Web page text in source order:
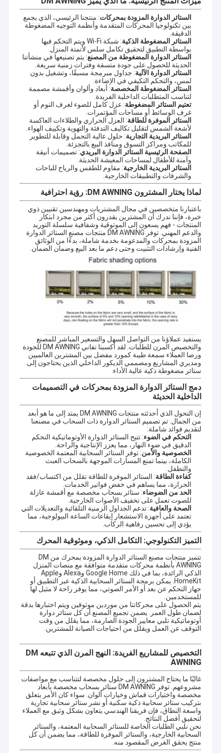
جولة في المصنع
مراقبة الجودة
اتصل بنا
أخبار
اطلب اقتباس
أجهزة المظلة القابلة للانسحاب
المظلة المقاومة للماء
بوابات النوافذ القابلة للانسحاب
السقف القابل للانسحاب
المظلات على الطراز الفرنسي
أنبوب الأسطوانة المظلة
مظلة البلاط الخارجي
الشمس الظل الشراع
أدوات البيرجولا
مظلة كاسيت كاملة
أدوات العمى
الستائر الدوارة المزودة بمحركات: منتجنا الرئيسي، الذي يجمع
بين تكنولوجيا المحركات المتقدمة وأنظمة التوجيه المضغوطة
الدقيقة.
الستائر المضغوطة الذكية
: شبكة Wi-Fi ويتم التحكم فيها
بواسطة التطبيق لتحقيق تكامل سلس لأتمتة المنزل.
الستائر الدوارة المضغوطة من المصنع: يتم تصنيعها في منشأتنا
الحديثة للحصول على جودة متسقة وفترات زمنية سريعة.
الستائر الدوارة الآلية: جداول مبرمجة مسبقًا، وتشغيل بدون
لمس، والتحكم التكيفي في الإضاءة.
الستائر المضغوطة المخصصة: أبعاد وألوان وأقمشة مصممة
لتناسب المتطلبات الداخلية الفريدة.
تعتيم الستائر المضغوطة: عزل كامل للضوء لغرف النوم أو
غرف الوسائط أو مساحات المؤتمرات.
الستائر الموفرة للطاقة: العزل الحراري والطلاءات العاكسة
لأشعة الشمس لتقليل تكاليف التدفئة والتهوية وتكييف الهواء.
الستائر البريدية التجارية: حلول عالية التحمل وقابلة للتطوير
للمكاتب ومراكز التسوق ومنافذ البيع بالتجزئة.
الصفحة الرئيسية الستائر الدوارة البريدي: تصميمات أنيقة
وآمنة للأطفال لمساحات المعيشة الحديثة.
الستائر البريدية الخارجية: مقاوم للطقس والرياح للباحات
والشرفات والتطبيقات الخارجية.
لماذا يختار المشترون DM AWNING: رؤية احترافية
باعتبارنا متخصصين في مجال المشتريات ومهندسين تقنيين ذوي
خبرة، فإننا ندرك أن المشترين يقدرون أكثر من مجرد ابتكار
المنتجات - فهم يسعون إلى الموثوقية وشفافية سلسلة التوريد
والدعم المهني. توفر DM AWNING منتجات مصنع الستائر الدوارة
المزودة بمحركات والمدعومة بخدمة شاملة، بدءًا من الوثائق
الفنية وإرشادات التثبيت وحتى دعم ما بعد البيع وضمان الضمان.
يستفيد عملاؤنا من التواصل السهل والتسعير المباشر للمصنع
والتخصيص المرن للطلبات. لقد أكسبنا تفاني DM AWNING للجودة
ورضا العملاء سمعة طيبة كمورد مفضل بين المشترين العالميين
ومديري المشاريع ومصممي الديكور الداخلي الذين يحتاجون إلى
ستائر مضغوطة ذكية عالية الأداء.
دمج الستائر الدوارة المزودة بمحركات في التصميمات
الداخلية الحديثة
إن التحول الذي أحدثته منتجات DM AWNING يمتد إلى ما هو أبعد
من الجمال. تم تصميم الستائر الدوارة ذات السحاب في مصنعنا
لتقديم فوائد شاملة:
التحكم في الضوء: تتيح الستائر الدوارة الأوتوماتيكية التحكم
الدقيق في ضوء النهار، مما يعزز الإنتاجية والراحة.
الخصوصية والأمن: توفر الستائر السحابية المعتمة الخصوصية
الكاملة، بينما تمنع المسارات الموجهة بالسحاب العبث
والتطفل.
كفاءة الطاقة: الستائر الموفرة للطاقة تقلل من اكتساب/فقد
الحرارة، مما يساهم في خفض فواتير الخدمات.
الحد من الضوضاء: ستائر بسحاب مخصصة مع أقمشة عازلة
للصوت تعمل على تخفيف الأصوات الخارجية.
الصحة والعافية: تدعم الجداول الزمنية التلقائية والتعديلات التي
تعتمد على أجهزة الاستشعار إيقاعات الساعة البيولوجية، مما
يؤدي إلى تحسين رفاهية الركاب.
التميز التكنولوجي: التكامل الذكي، وموثوقية المحرك
تتميز منتجات مصنع الستائر الدوارة المزودة بمحرك من DM
AWNING بأنظمة محركات متقدمة متوافقة مع منصات المنزل
الذكي الرائدة، بما في ذلك Google Home وAlexa وApple
HomeKit. يمكن برمجة الستائر السحابية الذكية عبر التطبيق أو
جهاز التحكم عن بعد أو الأمر الصوتي، مما يوفر راحة لا مثيل لها
للمستخدمين.
يتم الحصول على محركاتنا من موردين موثوقين ويتم اختبارها بدقة
لضمان طول العمر. يضمن تجميع المصنع أن كل ستائر دوارة
أوتوماتيكية تلبي معايير الجودة الصارمة، مما يقلل من وقت
التوقف عن العمل ويقلل من احتياجات الصيانة للمشترين.
التخصيص للمشاريع الفريدة: النهج المرن الذي تتبعه DM
AWNING
غالبًا ما يحتاج المشترون إلى حلول مخصصة لتتناسب مع مواصفات
مشروعهم. توفر DM AWNING ستائر بسحاب مخصصة بأبعاد
مخصصة واختيارات قماش وخيارات ألوان. سواء كان الأمر يتعلق
بتركيب ستائر سحابية ذكية سكنية أو نشر ستائر سحابية تجارية
واسعة النطاق، فإن فريقنا الهندسي يتعاون بشكل وثيق مع العملاء
لتحقيق أفضل النتائج.
نحن نلبي الطلبات الخاصة للستائر السحابية المعتمة، والستائر
السحابية الخارجية، والستائر الموفرة للطاقة، مما يضمن أن كل
منتج يحقق الغرض المقصود منه.
تصميم وإنتاج المنتجات الشمسية في الهواء الطلق.
وهو ينطوي على مجموعة واسعة من المظلات الخارجية، ومكونات
المظلة، والخيمة، والمظلة العملاقة الخارجية، وهلم جرا.محطة ركوب من
سبيكة الألومنيوم، غرفة الشمس، جناح، إطار العنب وغيرها من المنتجات
الالتزام بمفهوم الجودة أولاً والخدمة أولاً الجودة الممتازة، ضمان الجودة
الطويل، المظهر الجميل، التثبيت المرن،مكافحة الإشعاع. مساعدة العملاء
مع خدمة عالية الجودة ، والإجابة على الإنتاج ، والتصميم ، والنقل ،
التثبيت، ما بعد البيع وغيرها من الأسئلة.
لتلبية متطلباتك المحددة.
شركتنا تشمل مجموعة واسعة من المظلات الخارجية، مكونات المظلة،
الخيمة، المظلة العملاقة الخارجية وهلم جرا.سقف نافذة من سبيكة
الألومنيوم، سقف سيارة من سبيكة الألومنيوم، غرفة شمس، جناح، إطار
كما تعلمون، غوانغجو هي قاعدة تصنيع الألومنيوم لشراء الألومنيوم بسعر
معقول مع وسيلة نقل مريحة.
يمكننا فتح قالب جديد مجاني لأي شريط ألومنيوم جديد، محور عجلات مع
MOQ 300pcs لتلبية مخيلتك.
هذا هو السبب في أننا نستطيع أن نقدم بشكل منفصل البار الأمامي، محور
الدوار، أنبوب مربع، ذراع قابلة للطي والنسيج لجميع العملاء في جميع أنحاء
الأهم لدينا ذراع مستقرة جداً مع ذراع نموذج 660 أكثر من عشر سنوات من
الاستخدام
إذاً باختصار:
ميزتنا:
1 تصميم متنوع، المظلات القابلة للاستقبال، المظلات
الحديدية، المظلات ذات الذراع المنخفضة ذات الجودة
المستقرة، الخ
2 خدمة OEM/ODM
نرحب برسم العميل ومتطلباته، ويمكننا أيضا فتح قالب
جديد له.
4 مهندسين ذوي خبرة، نظام إدارة الصوت، العقل المبتكر
والعمل الجماعي.
5 اختبارات جودة صارمة
6 قائمة أسعار البيع بالجملة والتسليم في الوقت المناسب
مضمونة
7 علبة أمان
8 بحسن نية
المزيد من الصور ومعلومات المشروعات يرجى زيارة موقعنا على الانترنت
www.dmsunshade.com.